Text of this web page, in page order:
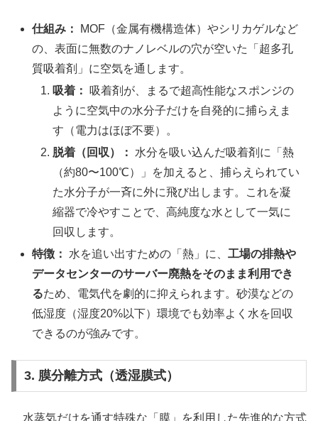
仕組み：
MOF（金属有機構造体）やシリカゲルなど
の、表面に無数のナノレベルの穴が空いた「超多孔
質吸着剤」に空気を通します。
吸着：
吸着剤が、まるで超高性能なスポンジの
ように空気中の水分子だけを自発的に捕らえま
す（電力はほぼ不要）。
脱着（回収）：
水分を吸い込んだ吸着剤に「熱
（約80〜100℃）」を加えると、捕らえられてい
た水分子が一斉に外に飛び出します。これを凝
縮器で冷やすことで、高純度な水として一気に
回収します。
特徴：
水を追い出すための「熱」に、工場の排熱や
データセンターのサーバー廃熱をそのまま利用でき
るため、電気代を劇的に抑えられます。砂漠などの
低湿度（湿度20%以下）環境でも効率よく水を回収
できるのが強みです。
3. 膜分離方式（透湿膜式）
水蒸気だけを通す特殊な「膜」を利用した先進的な方式